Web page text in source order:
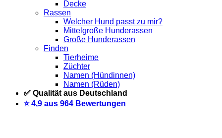
Decke
Rassen
Welcher Hund passt zu mir?
Mittelgroße Hunderassen
Große Hunderassen
Finden
Tierheime
Züchter
Namen (Hündinnen)
Namen (Rüden)
✅ Qualität aus Deutschland
⭐️ 4,9 aus 964 Bewertungen